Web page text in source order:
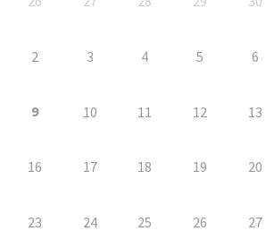
2 3 4 5 6
9 10 11 12 13
16 17 18 19 20
23 24 25 26 27